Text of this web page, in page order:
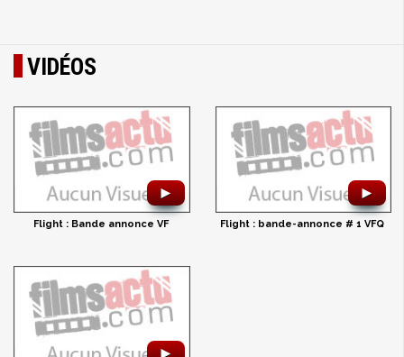
VIDÉOS
►
Flight : Bande annonce VF
►
Flight : bande-annonce # 1 VFQ
►